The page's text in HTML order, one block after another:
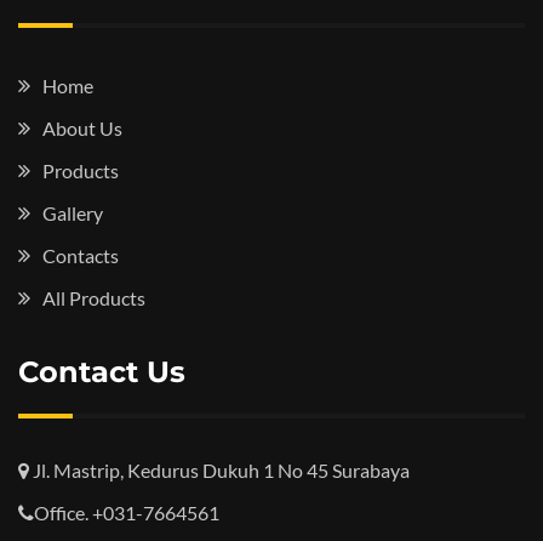
Home
About Us
Products
Gallery
Contacts
All Products
Contact Us
Jl. Mastrip, Kedurus Dukuh 1 No 45 Surabaya
Office. +031-7664561